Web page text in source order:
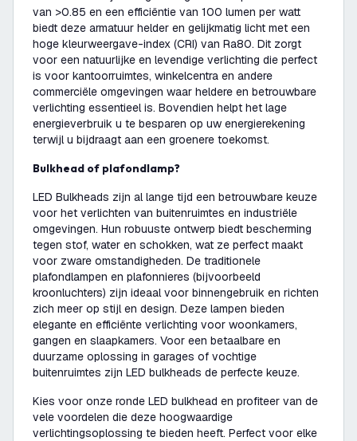
van >0.85 en een efficiëntie van 100 lumen per watt
biedt deze armatuur helder en gelijkmatig licht met een
hoge kleurweergave-index (CRI) van Ra80. Dit zorgt
voor een natuurlijke en levendige verlichting die perfect
is voor kantoorruimtes, winkelcentra en andere
commerciële omgevingen waar heldere en betrouwbare
verlichting essentieel is. Bovendien helpt het lage
energieverbruik u te besparen op uw energierekening
terwijl u bijdraagt aan een groenere toekomst.
Bulkhead of plafondlamp?
LED Bulkheads zijn al lange tijd een betrouwbare keuze
voor het verlichten van buitenruimtes en industriële
omgevingen. Hun robuuste ontwerp biedt bescherming
tegen stof, water en schokken, wat ze perfect maakt
voor zware omstandigheden. De traditionele
plafondlampen en plafonnieres (bijvoorbeeld
kroonluchters) zijn ideaal voor binnengebruik en richten
zich meer op stijl en design. Deze lampen bieden
elegante en efficiënte verlichting voor woonkamers,
gangen en slaapkamers. Voor een betaalbare en
duurzame oplossing in garages of vochtige
buitenruimtes zijn LED bulkheads de perfecte keuze.
Kies voor onze ronde LED bulkhead en profiteer van de
vele voordelen die deze hoogwaardige
verlichtingsoplossing te bieden heeft. Perfect voor elke